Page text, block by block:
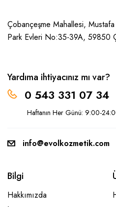
Çobançeşme Mahallesi,
Park Evleri No:35-39A, 59850
Yardıma ihtiyacınız mı var?
0 543 331 07 34
Haftanın Her Günü: 9:00-
info@evolkozmetik.com
Bilgi
Hakkımızda